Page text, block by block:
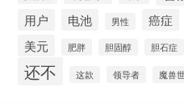
用户 电池 男性 癌症
美元 肥胖 胆固醇 胆石症
还不 这款 领导者 魔兽